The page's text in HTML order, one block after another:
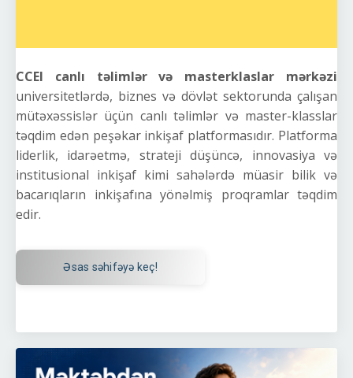
CCEI canlı təlimlər və masterklaslar mərkəzi
universitetlərdə, biznes və dövlət sektorunda çalışan
mütəxəssislər üçün canlı təlimlər və master-klasslar
təqdim edən peşəkar inkişaf platformasıdır. Platforma
liderlik, idarəetmə, strateji düşüncə, innovasiya və
institusional inkişaf kimi sahələrdə müasir bilik və
bacarıqların inkişafına yönəlmiş proqramlar təqdim
edir.
Əsas səhifəyə keç!